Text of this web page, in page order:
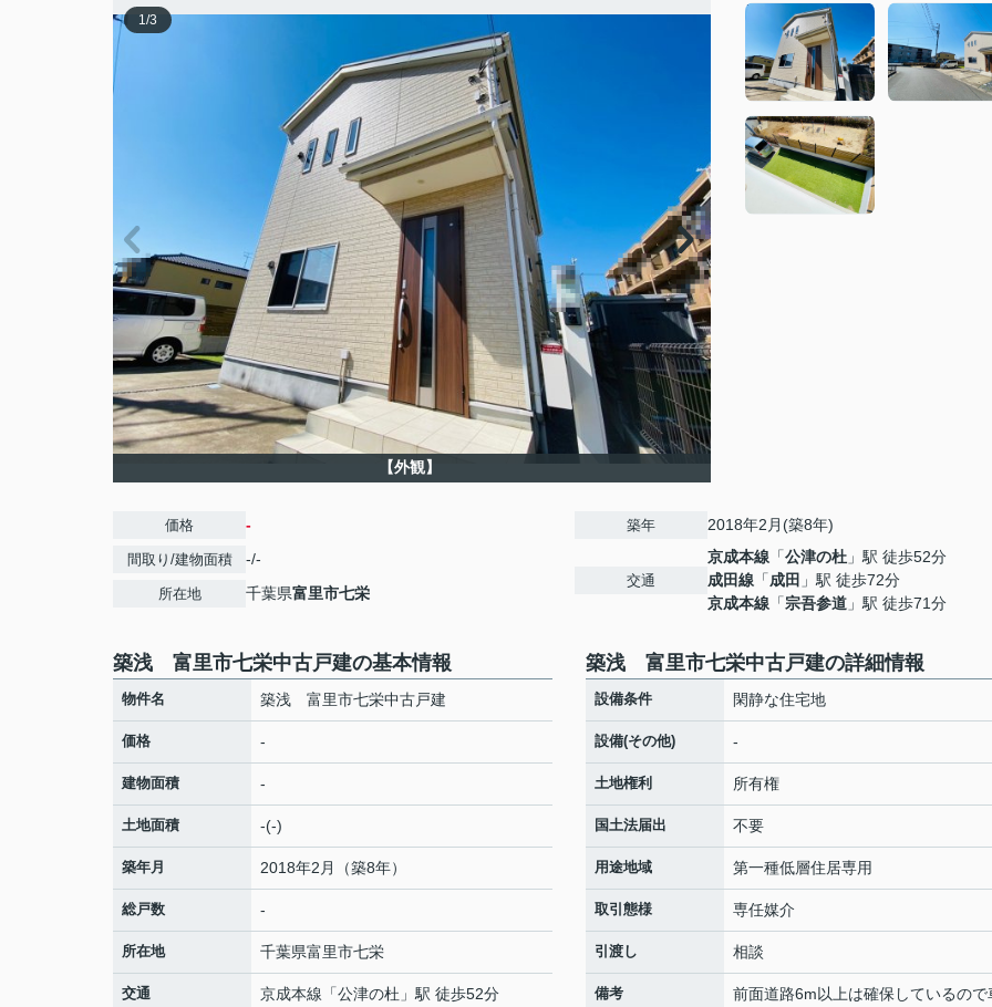
1/3
【外観】
価格 -
間取り/建物面積 -/-
所在地 千葉県富里市七栄
築年 2018年2月(築8年)
交通
京成本線 「公津の杜 」駅 徒歩52分
成田線 「成田 」駅 徒歩72分
京成本線 「宗吾参道 」駅 徒歩71分
築浅 富里市七栄中古戸建の基本情報
物件名 築浅 富里市七栄中古戸建
価格 -
建物面積 -
土地面積 -(-)
築年月 2018年2月（築8年）
総戸数 -
所在地 千葉県富里市七栄
交通 京成本線 「公津の杜 」駅 徒歩52分
築浅 富里市七栄中古戸建の詳細情報
設備条件 閑静な住宅地
設備(その他) -
土地権利 所有権
国土法届出 不要
用途地域 第一種低層住居専用
取引態様 専任媒介
引渡し 相談
備考
前面道路6m以上は確保しているので